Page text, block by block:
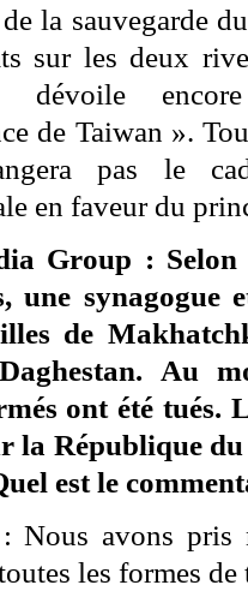
la sauvegarde
sur les deux
dévoile
de Taiwan ».
pas le
en faveur du
Group :
une synagogue
de
Au
ont été tués.
la République
est le
Nous avons pris
les formes